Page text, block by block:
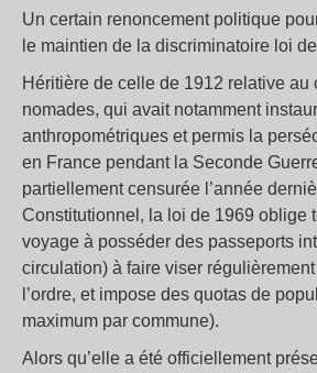
Un certain renoncement politique
le maintien de la discriminatoire loi
Héritière de celle de 1912 relative au
nomades, qui avait notamment
anthropométriques et permis la
en France pendant la Seconde
partiellement censurée l’année
Constitutionnel, la loi de 1969 oblige
voyage à posséder des passeports
circulation) à faire viser
l’ordre, et impose des quotas de
maximum par commune).
Alors qu’elle a été officiellement